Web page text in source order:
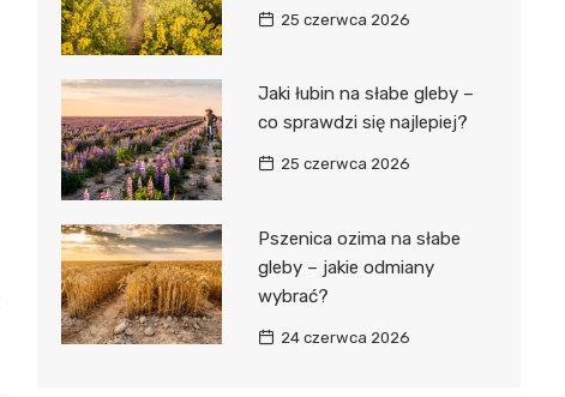
25 czerwca 2026
Jaki łubin na słabe gleby –
co sprawdzi się najlepiej?
25 czerwca 2026
Pszenica ozima na słabe
gleby – jakie odmiany
wybrać?
24 czerwca 2026